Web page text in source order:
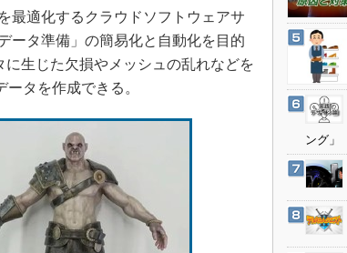
インダストリー4.0
イノベーション
製造業ビッグデータ
植物工場
知財マネジメント
海外生産
グローバル設計・開発
制御セキュリティ
最適化するクラウドソフトウェアサ
ータ準備」の簡易化と自動化を目的
生じた欠損やメッシュの乱れなどを
タを作成できる。
ング」